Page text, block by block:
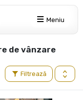
Meniu
de vânzare
Filtrează